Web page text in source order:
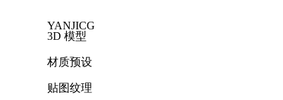
YANJICG
3D 模型
材质预设
贴图纹理